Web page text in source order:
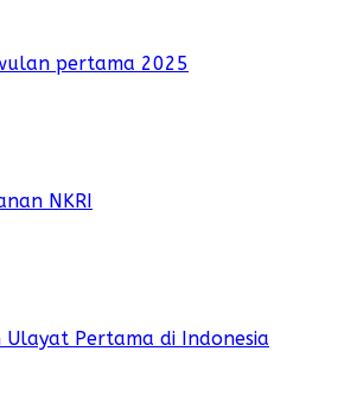
pertama 2025
NKRI
Ulayat Pertama di Indonesia